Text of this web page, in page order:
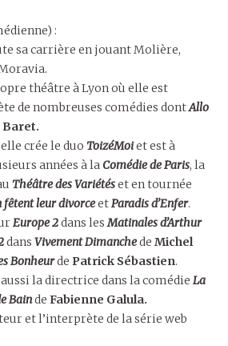
:
sa carrière en jouant Molière,
théâtre à Lyon où elle est
de nombreuses comédies dontAllo
Baret.
elle crée le duo ToizéMoiet est à
années à la Comédie de Paris, la
Théâtre des Variétéset en tournée
fêtent leur divorceet Paradis d’Enfer.
Europe 2dans les Matinales d’Arthur
dans Vivement Dimanchede Michel
Bonheurde Patrick Sébastien.
la directrice dans la comédie La
Bainde Fabienne Galula.
et l’interprète de la série web